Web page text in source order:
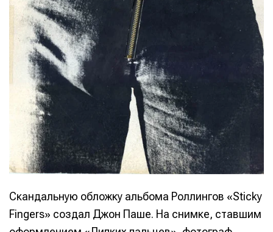
Скандальную обложку альбома Роллингов «Sticky
Fingers» создал Джон Паше. На снимке, ставшим